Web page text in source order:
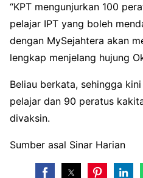
“KPT mengunjurkan 100
pelajar IPT yang boleh
dengan MySejahtera akan
lengkap menjelang hujung
Beliau berkata, sehingga
pelajar dan 90 peratus
divaksin.
Sumber asal Sinar Harian